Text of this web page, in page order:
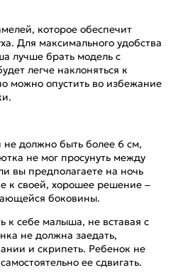
которое обеспечит
Для максимального удобства
лучше брать модель с
легче наклоняться к
можно опустить во избежание
не должно быть более 6 см,
не мог просунуть между
вы предполагаете на ночь
к своей, хорошее решение –
боковины.
к себе малыша, не вставая с
не должна заедать,
и скрипеть. Ребенок не
ее сдвигать.